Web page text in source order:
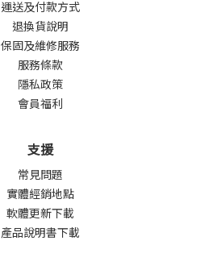
運送及付款方式
退換貨說明
保固及維修服務
服務條款
隱私政策
會員福利
支援
常見問題
實體經銷地點
軟體更新下載
產品說明書下載